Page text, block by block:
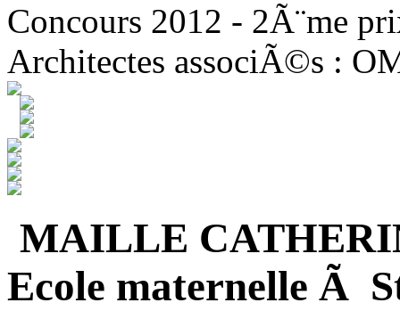
Concours 2012 - 2Ã¨me
Architectes associÃ©s :
MAILLE
Ecole maternelle Ã